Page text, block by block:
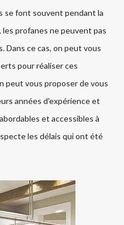
se font souvent pendant la
profanes ne peuvent pas
Dans ce cas, on peut vous
pour réaliser ces
peut vous proposer de vous
années d'expérience et
et accessibles à
les délais qui ont été